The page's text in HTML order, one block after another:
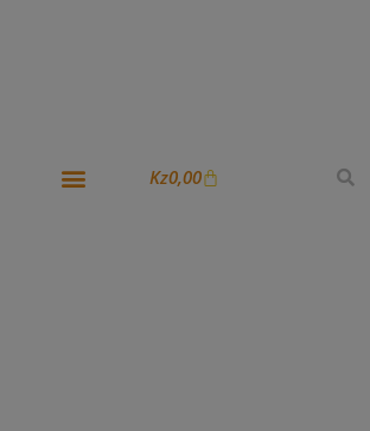
Kz0,00